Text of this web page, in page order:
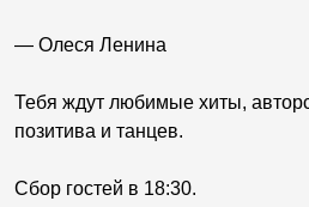
— Олеся Ленина
Тебя ждут любимые хиты,
позитива и танцев.
Сбор гостей в 18:30.